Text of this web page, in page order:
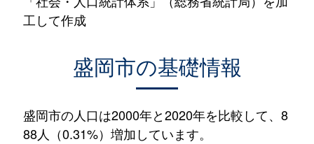
工して作成
盛岡市の基礎情報
盛岡市の人口は2000年と2020年を比較して、8
88人（0.31%）増加しています。